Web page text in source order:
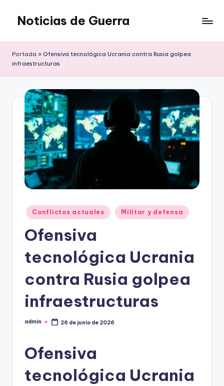
Saltar
contenido
Noticias de Guerra
Portada » Ofensiva tecnológica Ucrania contra Rusia golpea
infraestructuras
Publicado
en
Conflictos actuales Militar y defensa
Ofensiva
tecnológica Ucrania
contra Rusia golpea
infraestructuras
Publicado
admin 26 de junio de 2026
Ofensiva
tecnológica Ucrania